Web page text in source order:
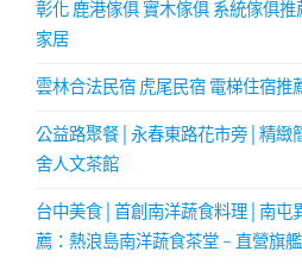
彰化 鹿港傢俱 實木傢俱 系統傢俱
家居
雲林合法民宿 虎尾民宿 電梯住宿推
公益路聚餐│永春東路花市旁│精緻
舍人文茶館
台中美食│首創南洋蔬食料理│南屯
薦：熱浪島南洋蔬食茶堂 - 直營旗